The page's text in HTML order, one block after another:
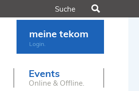
Events
Online & Offline.
meine tekom
Login.